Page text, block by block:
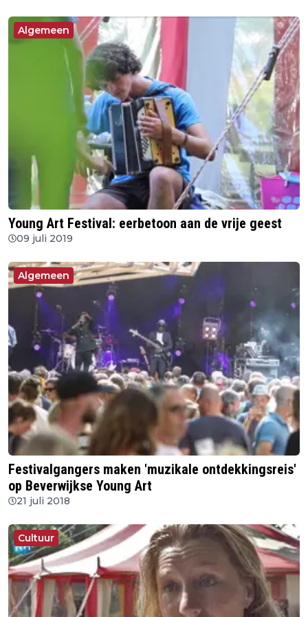
Algemeen
Young Art Festival: eerbetoon aan de vrije geest
09 juli 2019
Algemeen
Festivalgangers maken 'muzikale ontdekkingsreis'
op Beverwijkse Young Art
21 juli 2018
Cultuur